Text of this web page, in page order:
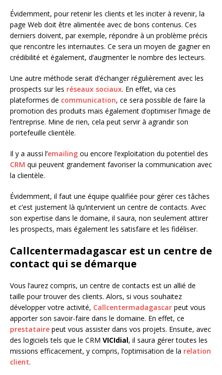
Évidemment, pour retenir les clients et les inciter à revenir, la
page Web doit être alimentée avec de bons contenus. Ces
derniers doivent, par exemple, répondre à un problème précis
que rencontre les internautes. Ce sera un moyen de gagner en
crédibilité et également, d’augmenter le nombre des lecteurs.
Une autre méthode serait d’échanger régulièrement avec les
prospects sur les réseaux sociaux. En effet, via ces
plateformes de communication, ce sera possible de faire la
promotion des produits mais également d’optimiser l’image de
l’entreprise. Mine de rien, cela peut servir à agrandir son
portefeuille clientèle.
Il y a aussi l’emailing ou encore l’exploitation du potentiel des
CRM qui peuvent grandement favoriser la communication avec
la clientèle.
Évidemment, il faut une équipe qualifiée pour gérer ces tâches
et c’est justement là qu’intervient un centre de contacts. Avec
son expertise dans le domaine, il saura, non seulement attirer
les prospects, mais également les satisfaire et les fidéliser.
Callcentermadagascar est un centre de
contact qui se démarque
Vous l’aurez compris, un centre de contacts est un allié de
taille pour trouver des clients. Alors, si vous souhaitez
développer votre activité, Callcentermadagascar peut vous
apporter son savoir-faire dans le domaine. En effet, ce
prestataire peut vous assister dans vos projets. Ensuite, avec
des logiciels tels que le CRM VICIdial, il saura gérer toutes les
missions efficacement, y compris, l’optimisation de la relation
client.